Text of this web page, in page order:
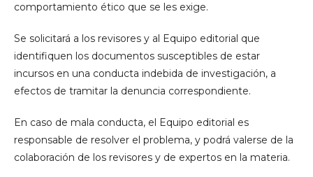
comportamiento ético que se les exige.
Se solicitará a los revisores y al Equipo editorial que
identifiquen los documentos susceptibles de estar
incursos en una conducta indebida de investigación, a
efectos de tramitar la denuncia correspondiente.
En caso de mala conducta, el Equipo editorial es
responsable de resolver el problema, y podrá valerse de la
colaboración de los revisores y de expertos en la materia.